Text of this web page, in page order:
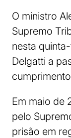
O ministro
Supremo
nesta
Delgatti a
Em maio de
pelo
prisão em